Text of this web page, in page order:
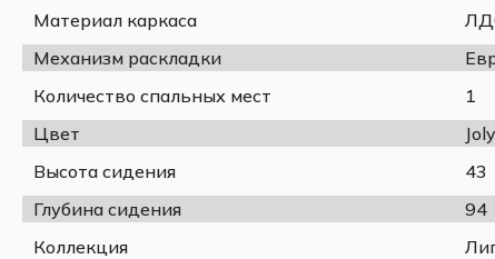
Материал каркаса
Механизм раскладки
Количество спальных мест
1
Цвет
Высота сидения
43
Глубина сидения
94
Коллекция